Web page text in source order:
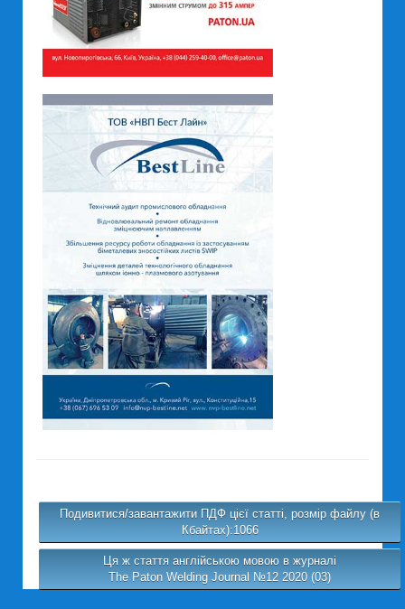
Подивитися/завантажити ПДФ цієї статті, розмір файлу (в
Кбайтах):1066
Ця ж стаття англійською мовою в журналі
The Paton Welding Journal №12 2020 (03)